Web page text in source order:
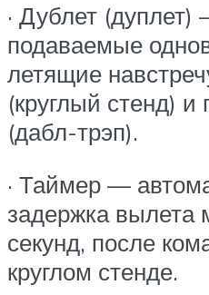
· Дублет
подаваемые
летящие
(круглый стенд) и
(дабл-трэп).
· Таймер —
задержка вылета
секунд, после
круглом стенде.